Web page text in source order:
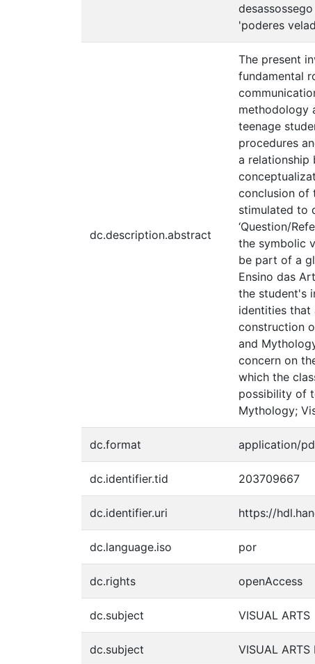
'poderes
dc.description.abstract
The present
fundamental
methodology
teenage
procedures
a relationship
conclusion of
stimulated to
‘Question/
the symbolic
be part of a
Ensino das
the student's
identities that
construction
and
concern on
which the
possibility of
Mythology;
dc.format application/
dc.identifier.tid 203709667
dc.identifier.uri https://
dc.language.iso por
dc.rights openAccess
dc.subject VISUAL ARTS
dc.subject VISUAL ARTS